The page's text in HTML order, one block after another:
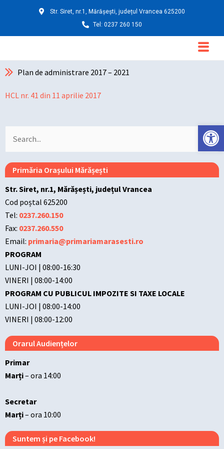
Deschide
Str. Siret, nr.1, Mărășești, județul Vrancea 625200
Tel: 0237 260 150
Main
Menu
Plan de administrare 2017 – 2021
HCL nr. 41 din 11 aprilie 2017
Search
for:
Primăria Orașului Mărășești
Str. Siret, nr.1, Mărășești, județul Vrancea
Cod poștal 625200
Tel: 0237.260.150
Fax: 0237.260.550
Email: primaria@primariamarasesti.ro
PROGRAM
LUNI-JOI | 08:00-16:30
VINERI | 08:00-14:00
PROGRAM CU PUBLICUL IMPOZITE SI TAXE LOCALE
LUNI-JOI | 08:00-14:00
VINERI | 08:00-12:00
Orarul Audiențelor
Primar
Marți– ora 14:00
Secretar
Marți– ora 10:00
Suntem și pe Facebook!